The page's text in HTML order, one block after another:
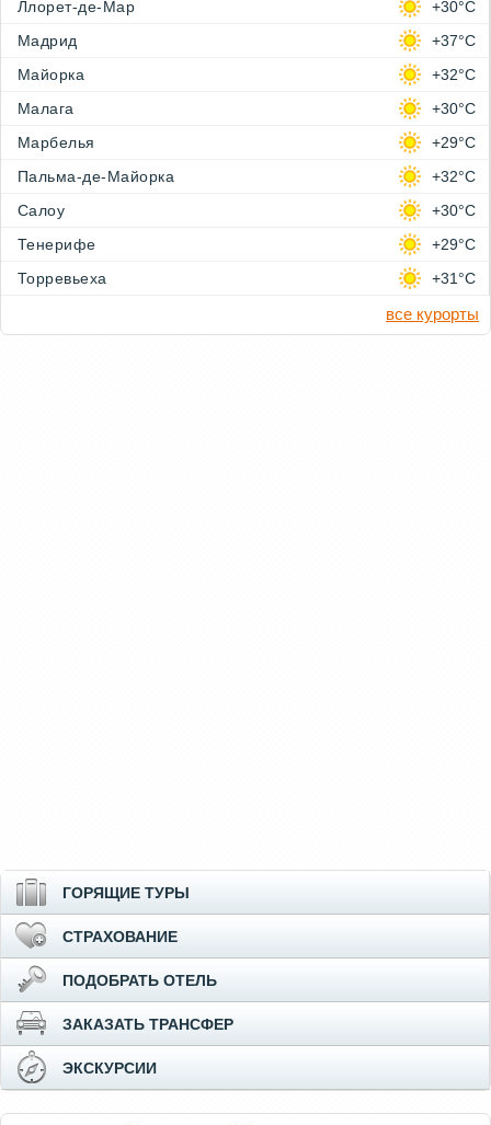
Ллорет-де-Мар
+30°C
Мадрид
+37°C
Майорка
+32°C
Малага
+30°C
Марбелья
+29°C
Пальма-де-Майорка
+32°C
Салоу
+30°C
Тенерифе
+29°C
Торревьеха
+31°C
все курорты
ГОРЯЩИЕ ТУРЫ
СТРАХОВАНИЕ
ПОДОБРАТЬ ОТЕЛЬ
ЗАКАЗАТЬ ТРАНСФЕР
ЭКСКУРСИИ